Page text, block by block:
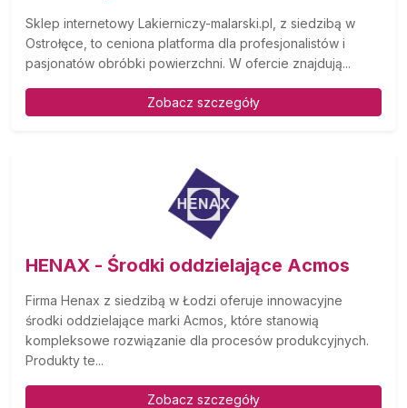
Sklep internetowy Lakierniczy-malarski.pl, z siedzibą w
Ostrołęce, to ceniona platforma dla profesjonalistów i
pasjonatów obróbki powierzchni. W ofercie znajdują...
Zobacz szczegóły
HENAX - Środki oddzielające Acmos
Firma Henax z siedzibą w Łodzi oferuje innowacyjne
środki oddzielające marki Acmos, które stanowią
kompleksowe rozwiązanie dla procesów produkcyjnych.
Produkty te...
Zobacz szczegóły